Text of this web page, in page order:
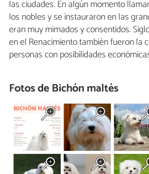
las ciudades. En algún momento
los nobles y se instauraron en las
eran muy mimados y consentidos.
en el Renacimiento también fueron la
personas con posibilidades
Fotos de Bichón maltés